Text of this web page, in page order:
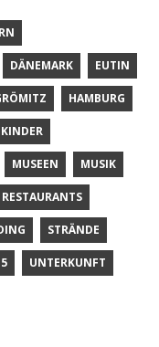
DÄNEMARK EUTIN
HAMBURG
KINDER
MUSEEN MUSIK
RESTAURANTS
STRÄNDE
UNTERKUNFT